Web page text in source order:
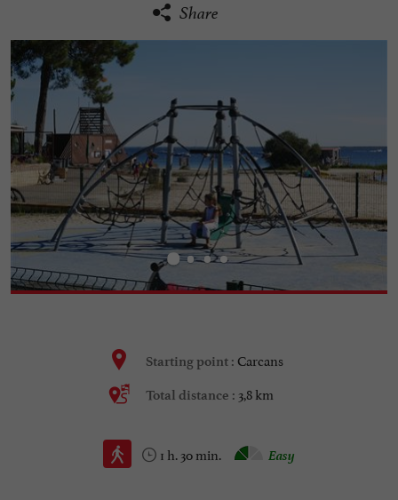
Share
Starting point : Carcans
Total distance : 3,8 km
1 h. 30 min. Easy